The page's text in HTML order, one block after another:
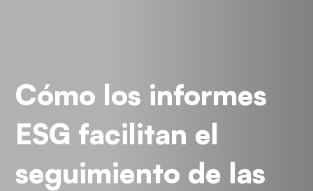
Cómo los informes
ESG facilitan el
seguimiento de las